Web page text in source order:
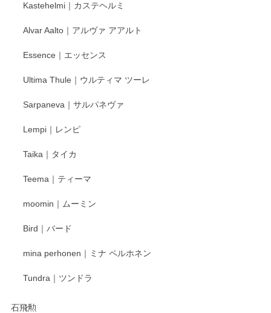
Kastehelmi｜カステヘルミ
Alvar Aalto｜アルヴァ アアルト
Essence｜エッセンス
Ultima Thule｜ウルティマ ツーレ
Sarpaneva｜サルパネヴァ
Lempi｜レンピ
Taika｜タイカ
Teema｜ティーマ
moomin｜ムーミン
Bird｜バード
mina perhonen｜ミナ ペルホネン
Tundra｜ツンドラ
石飛勲